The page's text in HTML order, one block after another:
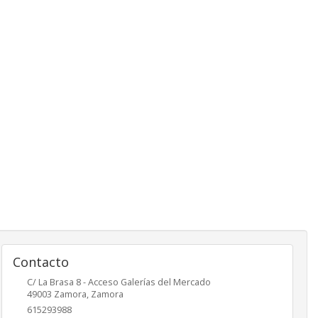
Contacto
C/ La Brasa 8 - Acceso Galerías del Mercado
49003 Zamora, Zamora
615293988